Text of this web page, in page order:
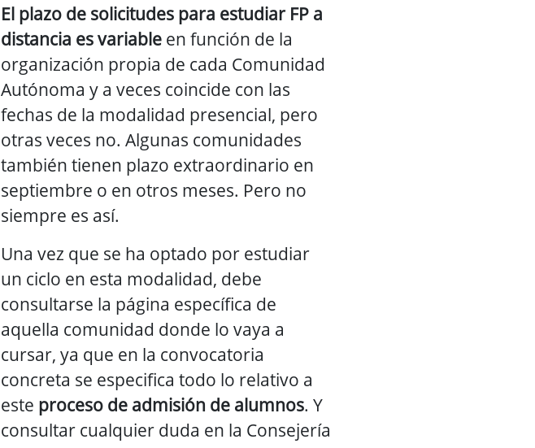
El plazo de solicitudes para estudiar FP a
distancia es variable en función de la
organización propia de cada Comunidad
Autónoma y a veces coincide con las
fechas de la modalidad presencial, pero
otras veces no. Algunas comunidades
también tienen plazo extraordinario en
septiembre o en otros meses. Pero no
siempre es así.
Una vez que se ha optado por estudiar
un ciclo en esta modalidad, debe
consultarse la página específica de
aquella comunidad donde lo vaya a
cursar, ya que en la convocatoria
concreta se especifica todo lo relativo a
este proceso de admisión de alumnos. Y
consultar cualquier duda en la Consejería